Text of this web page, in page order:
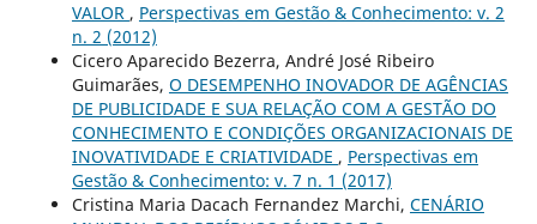
VALOR , Perspectivas em Gestão & Conhecimento: v. 2
n. 2 (2012)
Cicero Aparecido Bezerra, André José Ribeiro
Guimarães, O DESEMPENHO INOVADOR DE AGÊNCIAS
DE PUBLICIDADE E SUA RELAÇÃO COM A GESTÃO DO
CONHECIMENTO E CONDIÇÕES ORGANIZACIONAIS DE
INOVATIVIDADE E CRIATIVIDADE , Perspectivas em
Gestão & Conhecimento: v. 7 n. 1 (2017)
Cristina Maria Dacach Fernandez Marchi, CENÁRIO